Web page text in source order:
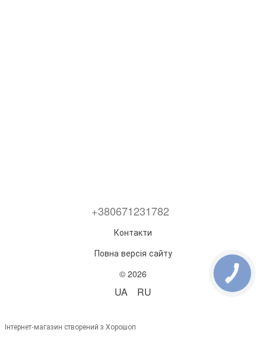
+380671231782
Контакти
Повна версія сайту
© 2026
UA RU
Інтернет-магазин створений з Хорошоп